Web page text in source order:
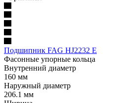
Подшипник FAG HJ2232 E
Фасонные упорные кольца
Внутренний диаметр
160 мм
Наружный диаметр
206.1 мм